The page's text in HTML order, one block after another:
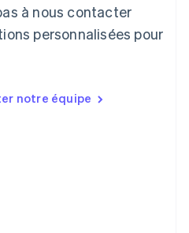
à nous contacter
personnalisées pour
notre équipe